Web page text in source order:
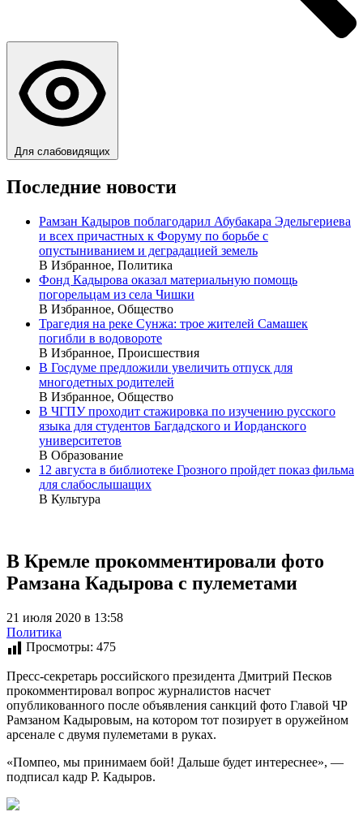
Для слабовидящих
Последние новости
Рамзан Кадыров поблагодарил Абубакара Эдельгериева
и всех причастных к Форуму по борьбе с
опустыниванием и деградацией земель
В Избранное, Политика
Фонд Кадырова оказал материальную помощь
погорельцам из села Чишки
В Избранное, Общество
Трагедия на реке Сунжа: трое жителей Самашек
погибли в водовороте
В Избранное, Происшествия
В Госдуме предложили увеличить отпуск для
многодетных родителей
В Избранное, Общество
В ЧГПУ проходит стажировка по изучению русского
языка для студентов Багдадского и Иорданского
университетов
В Образование
12 августа в библиотеке Грозного пройдет показ фильма
для слабослышащих
В Культура
В Кремле прокомментировали фото
Рамзана Кадырова с пулеметами
21 июля 2020 в 13:58
Политика
Просмотры: 475
Пресс-секретарь российского президента Дмитрий Песков
прокомментировал вопрос журналистов насчет
опубликованного после объявления санкций фото Главой ЧР
Рамзаном Кадыровым, на котором тот позирует в оружейном
арсенале с двумя пулеметами в руках.
«Помпео, мы принимаем бой! Дальше будет интереснее», —
подписал кадр Р. Кадыров.